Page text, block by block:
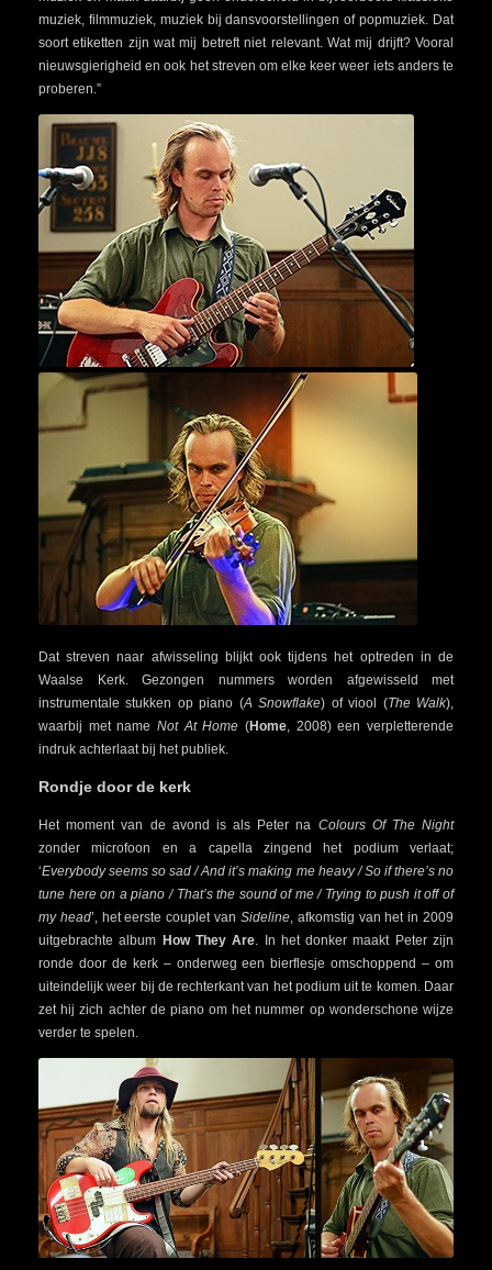
muziek, filmmuziek, muziek bij dansvoorstellingen of popmuziek. Dat
soort etiketten zijn wat mij betreft niet relevant. Wat mij drijft? Vooral
nieuwsgierigheid en ook het streven om elke keer weer iets anders te
proberen.”
Dat streven naar afwisseling blijkt ook tijdens het optreden in de
Waalse Kerk. Gezongen nummers worden afgewisseld met
instrumentale stukken op piano (A Snowflake) of viool (The Walk),
waarbij met name Not At Home (Home , 2008) een verpletterende
indruk achterlaat bij het publiek.
Rondje door de kerk
Het moment van de avond is als Peter na Colours Of The Night
zonder microfoon en a capella zingend het podium verlaat;
‘Everybody seems so sad / And it’s making me heavy / So if there’s no
tune here on a piano / That’s the sound of me / Trying to push it off of
my head’, het eerste couplet van Sideline, afkomstig van het in 2009
uitgebrachte album How They Are . In het donker maakt Peter zijn
ronde door de kerk – onderweg een bierflesje omschoppend – om
uiteindelijk weer bij de rechterkant van het podium uit te komen. Daar
zet hij zich achter de piano om het nummer op wonderschone wijze
verder te spelen.